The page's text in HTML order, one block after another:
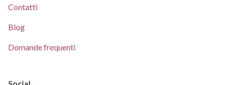
Contatti
Blog
Domande frequenti
Social